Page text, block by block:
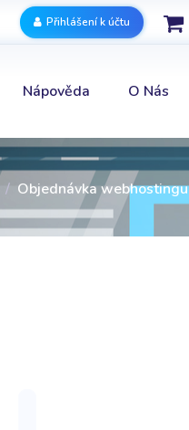
Přihlášení k účtu
Nápověda O Nás
Objednávka webhostingu